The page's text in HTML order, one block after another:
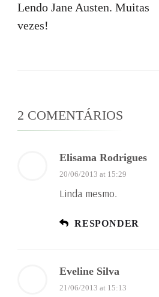
Lendo Jane Austen. Muitas
vezes!
2 COMENTÁRIOS
Elisama Rodrigues
20/06/2013 at 15:29
Linda mesmo.
RESPONDER
Eveline Silva
21/06/2013 at 15:13